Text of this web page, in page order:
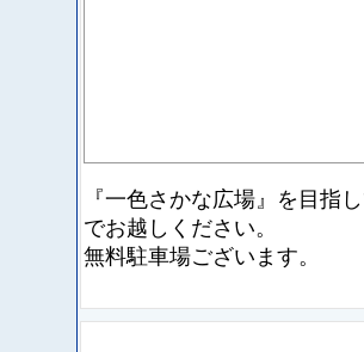
『一色さかな広場』を目指
でお越しください。
無料駐車場ございます。